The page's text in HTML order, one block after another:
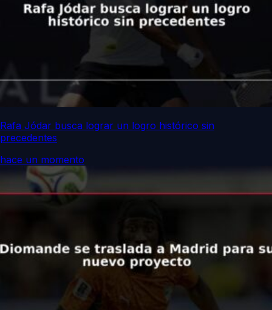
Rafa Jódar busca lograr un logro histórico sin
precedentes
hace un momento